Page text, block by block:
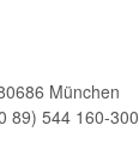
München
89) 544 160-300